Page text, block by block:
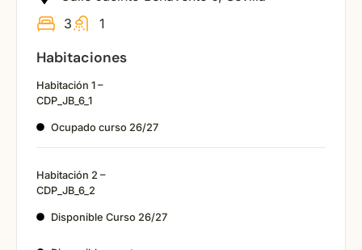
3
1
Habitaciones
Habitación 1 –
CDP_JB_6_1
Ocupado curso 26/27
Habitación 2 –
CDP_JB_6_2
Disponible Curso 26/27